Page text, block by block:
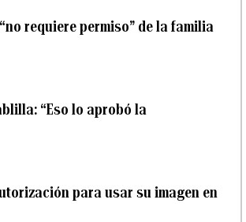
requiere permiso” de la familia
“Eso lo aprobó la
para usar su imagen en